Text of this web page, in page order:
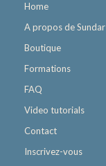
Home
A propos de Sundar
Boutique
Formations
FAQ
Video tutorials
Contact
Inscrivez-vous